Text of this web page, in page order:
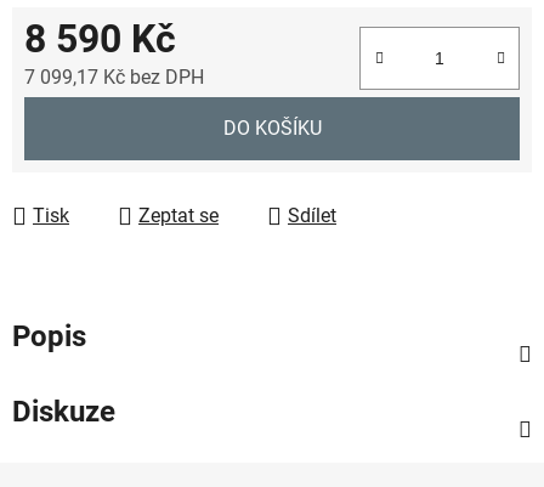
8 590 Kč
7 099,17 Kč bez DPH
DO KOŠÍKU
Tisk Zeptat se Sdílet
Popis
Diskuze